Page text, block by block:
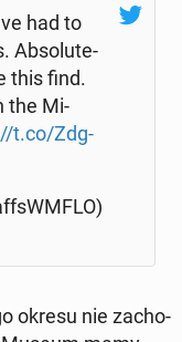
had to
Ab­so­lu­te­
this find.
the Mi­
t.co/Zdg­
okresu nie za­cho­